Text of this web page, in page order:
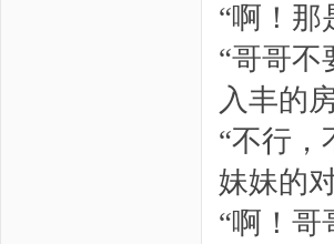
“啊！
“哥哥不
入丰的
“不行，
妹妹的
“啊！哥